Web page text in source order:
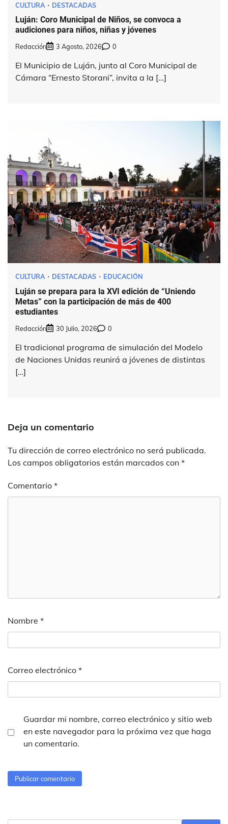
CULTURA DESTACADAS
Luján: Coro Municipal de Niños, se convoca a
audiciones para niños, niñas y jóvenes
Redacción 3 Agosto, 2026 0
El Municipio de Luján, junto al Coro Municipal de
Cámara “Ernesto Storani”, invita a la […]
CULTURA DESTACADAS EDUCACIÓN
Luján se prepara para la XVI edición de “Uniendo
Metas” con la participación de más de 400
estudiantes
Redacción 30 Julio, 2026 0
El tradicional programa de simulación del Modelo
de Naciones Unidas reunirá a jóvenes de distintas
[…]
Deja un comentario
Tu dirección de correo electrónico no será publicada.
Los campos obligatorios están marcados con *
Comentario *
Nombre *
Correo electrónico *
Guardar mi nombre, correo electrónico y sitio web
en este navegador para la próxima vez que haga
un comentario.